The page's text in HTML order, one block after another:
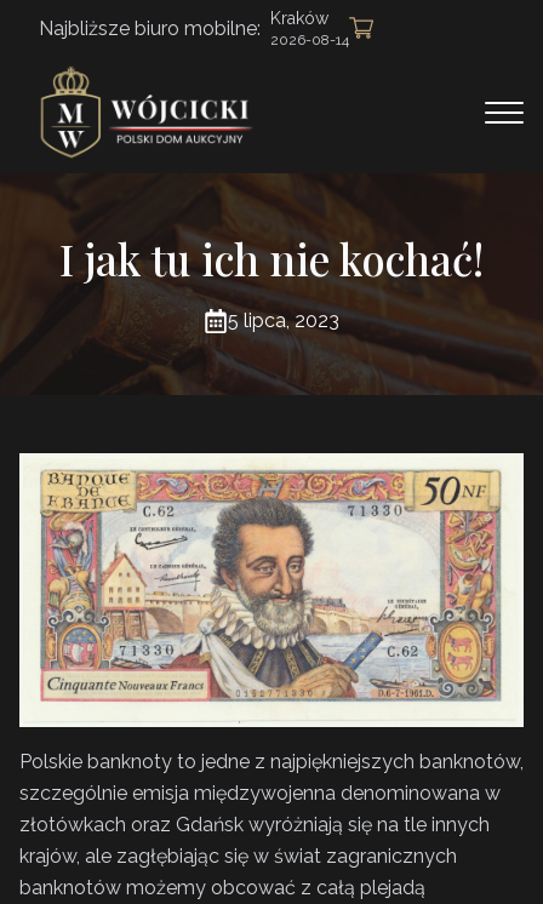
Najbliższe biuro mobilne: Kraków
2026-08-14
I jak tu ich nie kochać!
5 lipca, 2023
Polskie banknoty to jedne z najpiękniejszych banknotów,
szczególnie emisja międzywojenna denominowana w
złotówkach oraz Gdańsk wyróżniają się na tle innych
krajów, ale zagłębiając się w świat zagranicznych
banknotów możemy obcować z całą plejadą